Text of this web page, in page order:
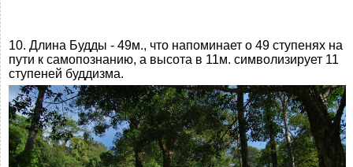
10. Длина Будды - 49м., что напоминает о 49 ступенях на
пути к самопознанию, а высота в 11м. символизирует 11
ступеней буддизма.